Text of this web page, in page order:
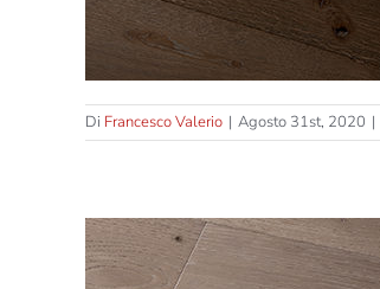
Di Francesco Valerio | Agosto 31st, 2020 |